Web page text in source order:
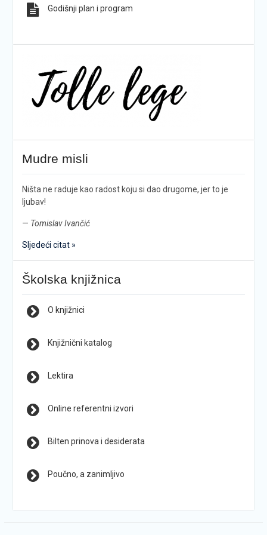
Godišnji plan i program
Mudre misli
Ništa ne raduje kao radost koju si dao drugome, jer to je
ljubav!
— Tomislav Ivančić
Sljedeći citat »
Školska knjižnica
O knjižnici
Knjižnični katalog
Lektira
Online referentni izvori
Bilten prinova i desiderata
Poučno, a zanimljivo